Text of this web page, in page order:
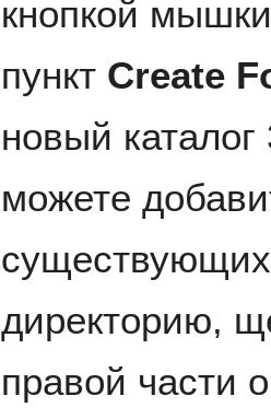
кнопкой
пункт Create
новый
можете
существующих
директорию,
правой части